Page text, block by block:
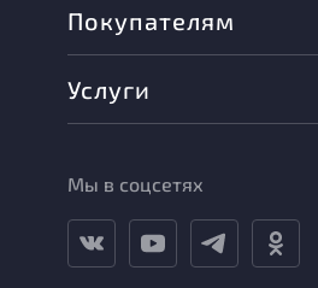
Покупателям
Услуги
Мы в соцсетях